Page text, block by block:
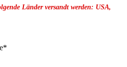
Länder versandt werden: USA,